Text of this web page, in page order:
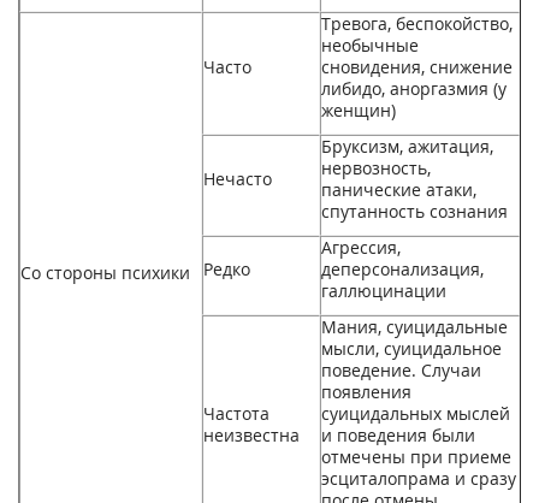
Со стороны психики
Часто
Тревога, беспокойство,
необычные
сновидения, снижение
либидо, аноргазмия (у
женщин)
Нечасто
Бруксизм, ажитация,
нервозность,
панические атаки,
спутанность сознания
Редко
Агрессия,
деперсонализация,
галлюцинации
Частота
неизвестна
Мания, суицидальные
мысли, суицидальное
поведение. Случаи
появления
суицидальных мыслей
и поведения были
отмечены при приеме
эсциталопрама и сразу